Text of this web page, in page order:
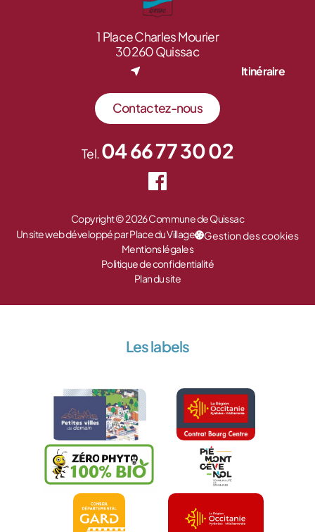
1 Place Charles Mourier
30260 Quissac
Itinéraire
Contactez-nous
Tel.04 66 77 30 02
Copyright © 2026 Commune de Quissac
Un site web développé par Place du Village
Gestion des cookies
Mentions légales
Politique de confidentialité
Plan du site
Les labels